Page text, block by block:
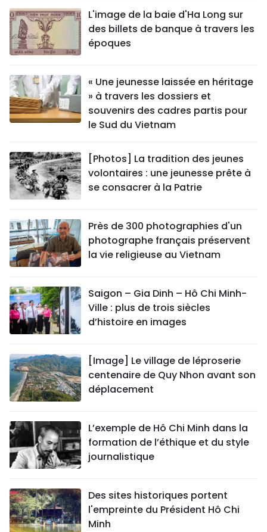
L'image de la baie d'Ha Long sur
des billets de banque à travers les
époques
« Une jeunesse laissée en héritage
» à travers les dossiers et
souvenirs des cadres partis pour
le Sud du Vietnam
[Photos] La tradition des jeunes
volontaires : une jeunesse prête à
se consacrer à la Patrie
Près de 300 photographies d'un
photographe français préservent
la vie religieuse au Vietnam
Saigon – Gia Dinh – Hô Chi Minh-
Ville : plus de trois siècles
d’histoire en images
[Image] Le village de léproserie
centenaire de Quy Nhon avant son
déplacement
L’exemple de Hô Chi Minh dans la
formation de l’éthique et du style
journalistique
Des sites historiques portent
l'empreinte du Président Hô Chi
Minh